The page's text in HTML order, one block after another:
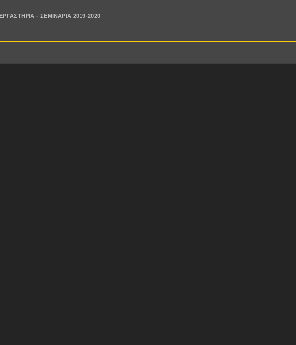
ΕΡΓΑΣΤΗΡΙΑ - ΣΕΜΙΝΑΡΙA 2019-2020